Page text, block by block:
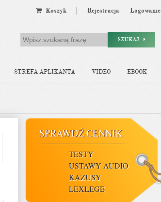
Koszyk Rejestracja Logowanie
SZUKAJ
STREFA APLIKANTA VIDEO EBOOK
SPRAWDŹ CENNIK
TESTY
USTAWY AUDIO
KAZUSY
LEXLEGE